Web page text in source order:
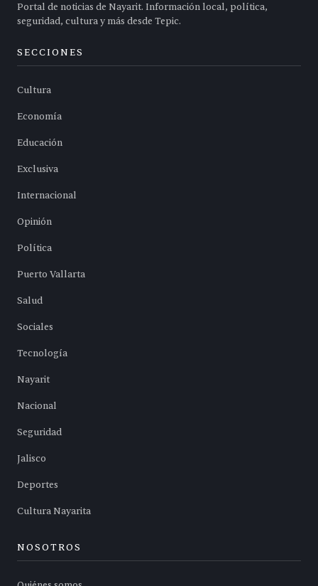
Portal de noticias de Nayarit. Información local, política,
seguridad, cultura y más desde Tepic.
SECCIONES
Cultura
Economía
Educación
Exclusiva
Internacional
Opinión
Política
Puerto Vallarta
Salud
Sociales
Tecnología
Nayarit
Nacional
Seguridad
Jalisco
Deportes
Cultura Nayarita
NOSOTROS